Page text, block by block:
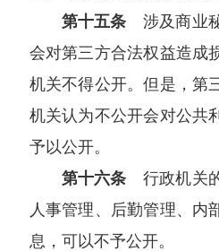
第十五条 涉及商业
会对第三方合法权益造成
机关不得公开。但是，第
机关认为不公开会对公共
予以公开。
第十六条 行政机关
人事管理、后勤管理、内
息，可以不予公开。